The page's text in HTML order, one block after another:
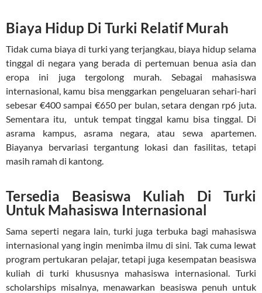
Biaya Hidup Di Turki Relatif Murah
Tidak cuma biaya di turki yang terjangkau, biaya hidup selama
tinggal di negara yang berada di pertemuan benua asia dan
eropa ini juga tergolong murah. Sebagai mahasiswa
internasional, kamu bisa menggarkan pengeluaran sehari-hari
sebesar €400 sampai €650 per bulan, setara dengan rp6 juta.
Sementara itu, untuk tempat tinggal kamu bisa tinggal. Di
asrama kampus, asrama negara, atau sewa apartemen.
Biayanya bervariasi tergantung lokasi dan fasilitas, tetapi
masih ramah di kantong.
Tersedia Beasiswa Kuliah Di Turki
Untuk Mahasiswa Internasional
Sama seperti negara lain, turki juga terbuka bagi mahasiswa
internasional yang ingin menimba ilmu di sini. Tak cuma lewat
program pertukaran pelajar, tetapi juga kesempatan beasiswa
kuliah di turki khususnya mahasiswa internasional. Turki
scholarships misalnya, menawarkan beasiswa penuh untuk